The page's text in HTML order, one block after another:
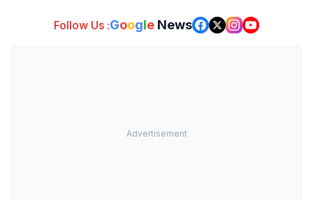
Follow Us :Google News
Advertisement